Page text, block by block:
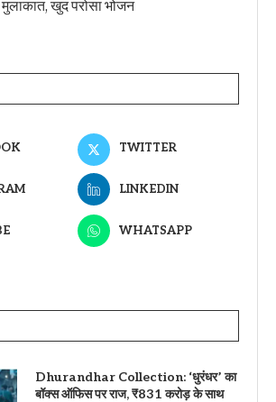
मुलाकात, खुद परोसा भोजन
TWITTER
LINKEDIN
WHATSAPP
Dhurandhar Collection: ‘धुरंधर’ का
बॉक्स ऑफिस पर राज, ₹831 करोड़ के साथ